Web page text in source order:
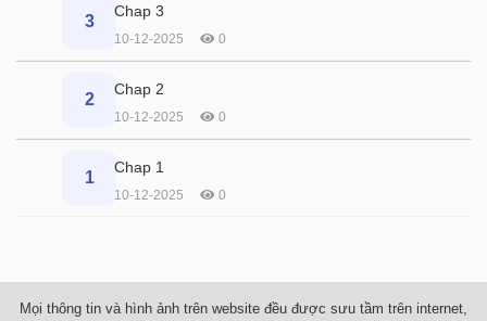
3
Chap 3
10-12-2025 0
2
Chap 2
10-12-2025 0
1
Chap 1
10-12-2025 0
Mọi thông tin và hình ảnh trên website đều được sưu tầm trên internet,